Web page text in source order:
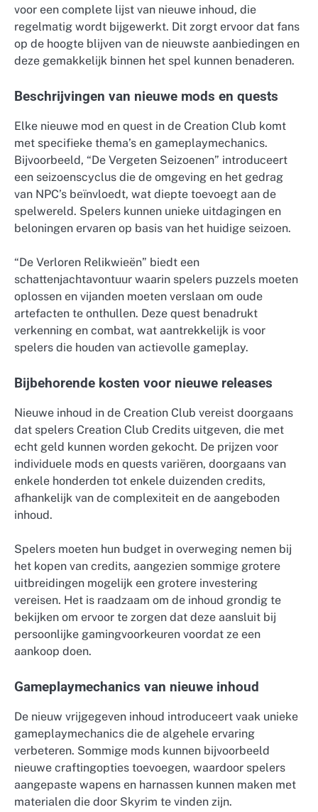
voor een complete lijst van nieuwe inhoud, die
regelmatig wordt bijgewerkt. Dit zorgt ervoor dat fans
op de hoogte blijven van de nieuwste aanbiedingen en
deze gemakkelijk binnen het spel kunnen benaderen.
Beschrijvingen van nieuwe mods en quests
Elke nieuwe mod en quest in de Creation Club komt
met specifieke thema’s en gameplaymechanics.
Bijvoorbeeld, “De Vergeten Seizoenen” introduceert
een seizoenscyclus die de omgeving en het gedrag
van NPC’s beïnvloedt, wat diepte toevoegt aan de
spelwereld. Spelers kunnen unieke uitdagingen en
beloningen ervaren op basis van het huidige seizoen.
“De Verloren Relikwieën” biedt een
schattenjachtavontuur waarin spelers puzzels moeten
oplossen en vijanden moeten verslaan om oude
artefacten te onthullen. Deze quest benadrukt
verkenning en combat, wat aantrekkelijk is voor
spelers die houden van actievolle gameplay.
Bijbehorende kosten voor nieuwe releases
Nieuwe inhoud in de Creation Club vereist doorgaans
dat spelers Creation Club Credits uitgeven, die met
echt geld kunnen worden gekocht. De prijzen voor
individuele mods en quests variëren, doorgaans van
enkele honderden tot enkele duizenden credits,
afhankelijk van de complexiteit en de aangeboden
inhoud.
Spelers moeten hun budget in overweging nemen bij
het kopen van credits, aangezien sommige grotere
uitbreidingen mogelijk een grotere investering
vereisen. Het is raadzaam om de inhoud grondig te
bekijken om ervoor te zorgen dat deze aansluit bij
persoonlijke gamingvoorkeuren voordat ze een
aankoop doen.
Gameplaymechanics van nieuwe inhoud
De nieuw vrijgegeven inhoud introduceert vaak unieke
gameplaymechanics die de algehele ervaring
verbeteren. Sommige mods kunnen bijvoorbeeld
nieuwe craftingopties toevoegen, waardoor spelers
aangepaste wapens en harnassen kunnen maken met
materialen die door Skyrim te vinden zijn.